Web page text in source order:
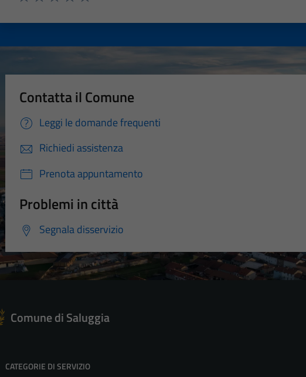
Contatta il Comune
Leggi le domande frequenti
Richiedi assistenza
Prenota appuntamento
Problemi in città
Segnala disservizio
Comune di Saluggia
CATEGORIE DI SERVIZIO